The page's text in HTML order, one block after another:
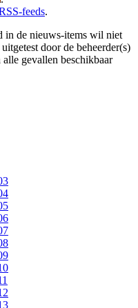
feeds.
in de nieuws-items wil niet
door de beheerder(s)
gevallen beschikbaar